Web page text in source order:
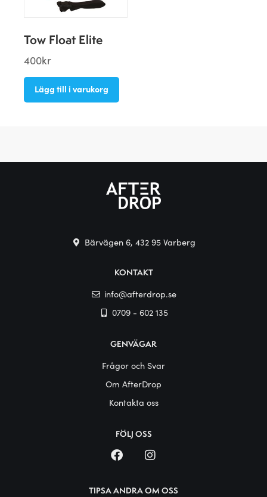
Tow Float Elite
400kr
Lägg till i varukorg
Bärvägen 6, 432 95 Varberg
KONTAKT
info@afterdrop.se
0709 - 602 135
GENVÄGAR
Frågor och Svar
Om AfterDrop
Kontakta oss
FÖLJ OSS
TIPSA ANDRA OM OSS